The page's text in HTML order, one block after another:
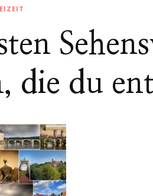
die du